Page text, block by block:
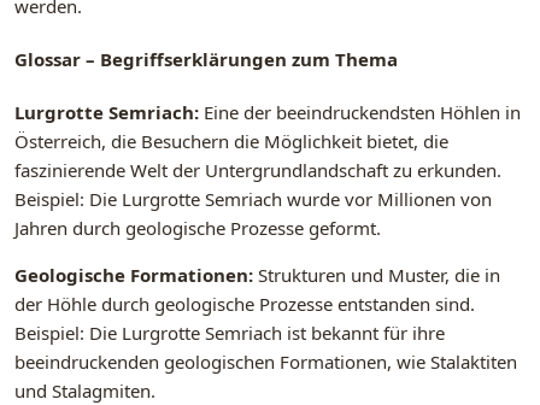
werden.
Glossar – Begriffserklärungen zum Thema
Lurgrotte Semriach: Eine der beeindruckendsten Höhlen in
Österreich, die Besuchern die Möglichkeit bietet, die
faszinierende Welt der Untergrundlandschaft zu erkunden.
Beispiel: Die Lurgrotte Semriach wurde vor Millionen von
Jahren durch geologische Prozesse geformt.
Geologische Formationen: Strukturen und Muster, die in
der Höhle durch geologische Prozesse entstanden sind.
Beispiel: Die Lurgrotte Semriach ist bekannt für ihre
beeindruckenden geologischen Formationen, wie Stalaktiten
und Stalagmiten.